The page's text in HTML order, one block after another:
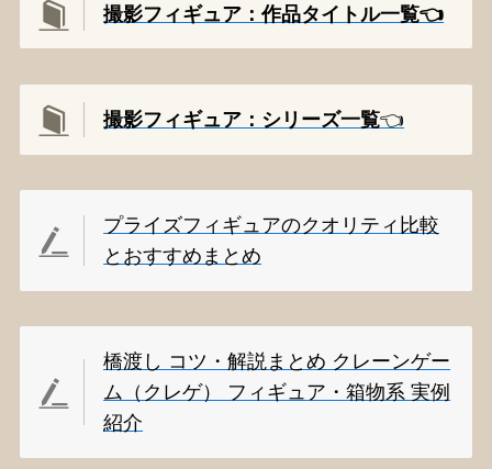
撮影フィギュア：作品タイトル一覧👈️
撮影フィギュア：シリーズ一覧👈️
プライズフィギュアのクオリティ比較
とおすすめまとめ
橋渡し コツ・解説まとめ クレーンゲー
ム（クレゲ） フィギュア・箱物系 実例
紹介